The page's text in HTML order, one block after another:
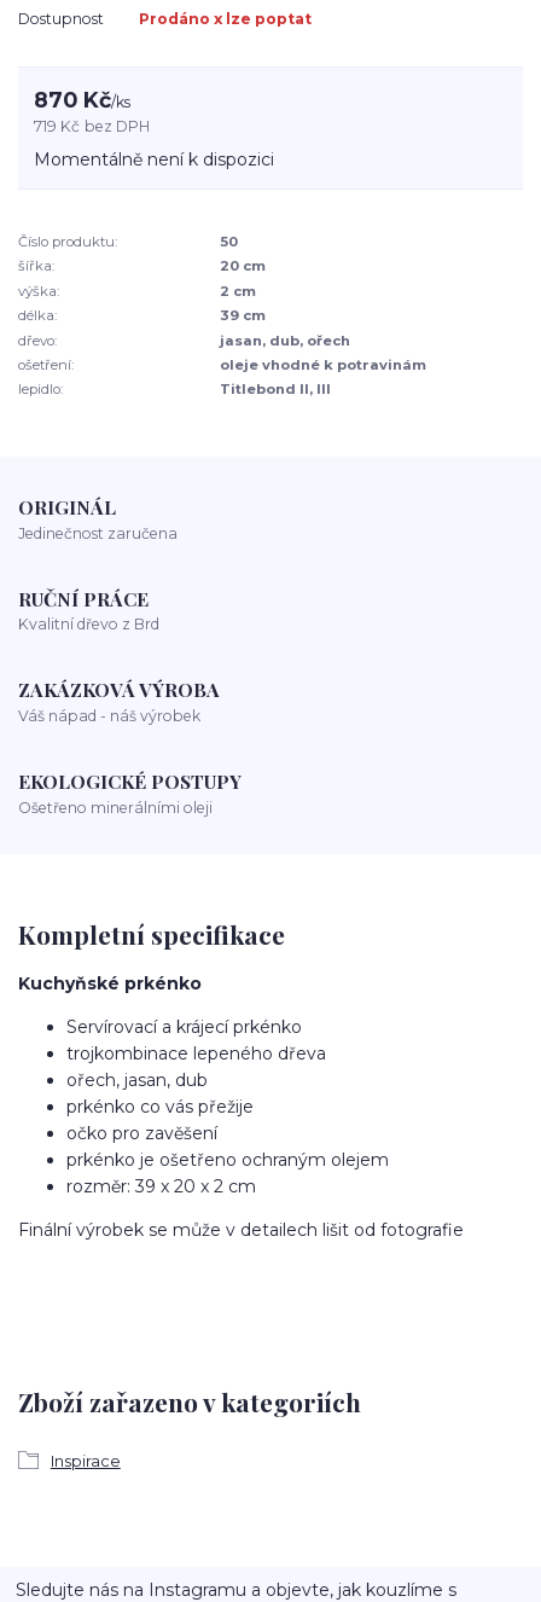
Dostupnost Prodáno x lze poptat
870 Kč/ks
719 Kč bez DPH
Momentálně není k dispozici
Číslo produktu:
50
šířka:
20 cm
výška:
2 cm
délka:
39 cm
dřevo:
jasan, dub, ořech
ošetření:
oleje vhodné k potravinám
lepidlo:
Titlebond II, III
ORIGINÁL
Jedinečnost zaručena
RUČNÍ PRÁCE
Kvalitní dřevo z Brd
ZAKÁZKOVÁ VÝROBA
Váš nápad - náš výrobek
EKOLOGICKÉ POSTUPY
Ošetřeno minerálními oleji
Kompletní specifikace
Kuchyňské prkénko
Servírovací a krájecí prkénko
trojkombinace lepeného dřeva
ořech, jasan, dub
prkénko co vás přežije
očko pro zavěšení
prkénko je ošetřeno ochraným olejem
rozměr: 39 x 20 x 2 cm
Finální výrobek se může v detailech lišit od fotografie
Zboží zařazeno v kategoriích
Inspirace
Sledujte nás na Instagramu a objevte, jak kouzlíme s